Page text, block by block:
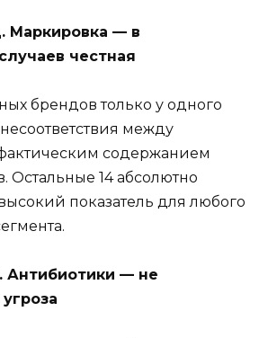
Маркировка — в
честная
брендов только у одного
между
содержанием
Остальные 14 абсолютно
показатель для любого
Антибиотики — не